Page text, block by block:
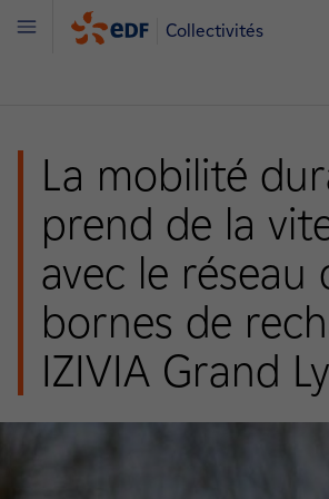
Collectivités
Menu
La mobilité
prend de la
avec le réseau
bornes de
IZIVIA Grand